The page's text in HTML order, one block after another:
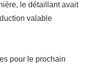
le détaillant avait
valable
pour le prochain